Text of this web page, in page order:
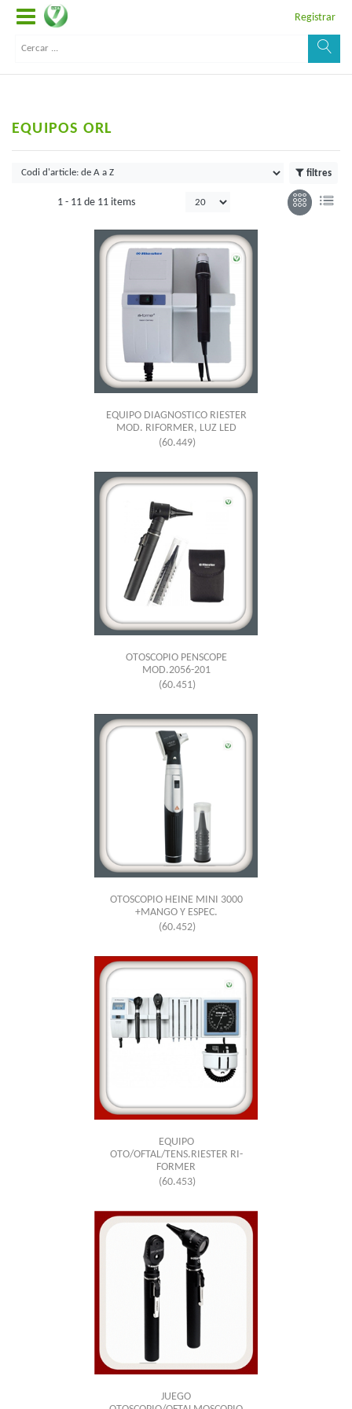
Registrar
EQUIPOS ORL
filtres
1 - 11 de 11 items
EQUIPO DIAGNOSTICO RIESTER
MOD. RIFORMER, LUZ LED
(60.449)
OTOSCOPIO PENSCOPE
MOD.2056-201
(60.451)
OTOSCOPIO HEINE MINI 3000
+MANGO Y ESPEC.
(60.452)
EQUIPO
OTO/OFTAL/TENS.RIESTER RI-
FORMER
(60.453)
JUEGO